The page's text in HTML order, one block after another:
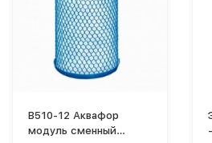
В510-12 Аквафор
модуль сменный